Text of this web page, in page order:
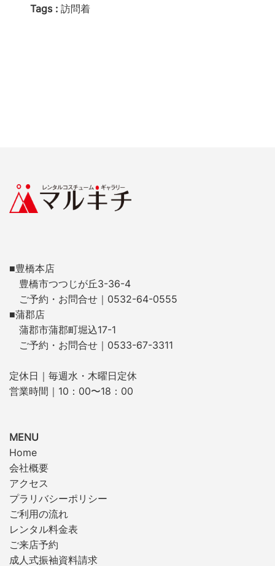
Tags : 訪問着
■豊橋本店
豊橋市つつじが丘3-36-4
ご予約・お問合せ｜0532-64-0555
■蒲郡店
蒲郡市蒲郡町堀込17-1
ご予約・お問合せ｜0533-67-3311
定休日｜毎週水・木曜日定休
営業時間｜10：00〜18：00
MENU
Home
会社概要
アクセス
プラリバシーポリシー
ご利用の流れ
レンタル料金表
ご来店予約
成人式振袖資料請求